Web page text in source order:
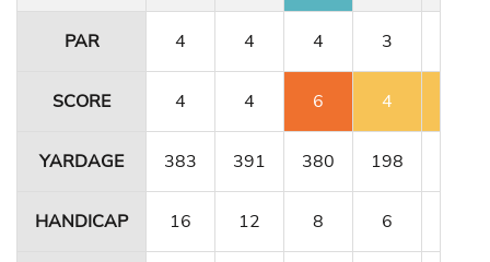
PAR 4 4 4 3
SCORE 4 4 6 4
YARDAGE 383 391 380 198
HANDICAP 16 12 8 6